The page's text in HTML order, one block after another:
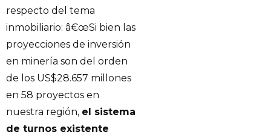
respecto del tema
inmobiliario: â€œSi bien las
proyecciones de inversión
en minería son del orden
de los US$28.657 millones
en 58 proyectos en
nuestra región, el sistema
de turnos existente